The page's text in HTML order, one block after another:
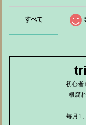
すべて
初心者
根腐
毎月1